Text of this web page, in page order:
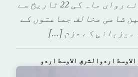
الاوسط” کل ریاض نے رواں ماہ کی 22 تاریخ سے
شامی مخالف جماعتوں کے
میزبانی کے عزم […]
اردوالشرق الاوسط اردو